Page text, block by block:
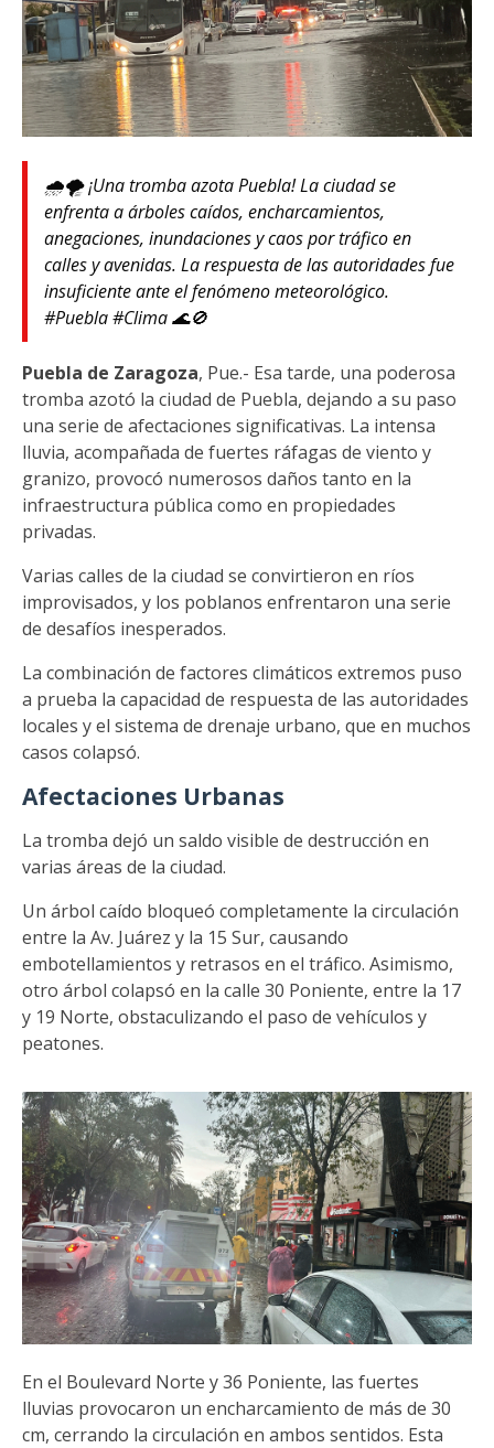
🌧️🌪️ ¡Una tromba azota Puebla! La ciudad se
enfrenta a árboles caídos, encharcamientos,
anegaciones, inundaciones y caos por tráfico en
calles y avenidas. La respuesta de las autoridades fue
insuficiente ante el fenómeno meteorológico.
#Puebla #Clima 🌊🚫
Puebla de Zaragoza, Pue.- Esa tarde, una poderosa
tromba azotó la ciudad de Puebla, dejando a su paso
una serie de afectaciones significativas. La intensa
lluvia, acompañada de fuertes ráfagas de viento y
granizo, provocó numerosos daños tanto en la
infraestructura pública como en propiedades
privadas.
Varias calles de la ciudad se convirtieron en ríos
improvisados, y los poblanos enfrentaron una serie
de desafíos inesperados.
La combinación de factores climáticos extremos puso
a prueba la capacidad de respuesta de las autoridades
locales y el sistema de drenaje urbano, que en muchos
casos colapsó.
Afectaciones Urbanas
La tromba dejó un saldo visible de destrucción en
varias áreas de la ciudad.
Un árbol caído bloqueó completamente la circulación
entre la Av. Juárez y la 15 Sur, causando
embotellamientos y retrasos en el tráfico. Asimismo,
otro árbol colapsó en la calle 30 Poniente, entre la 17
y 19 Norte, obstaculizando el paso de vehículos y
peatones.
En el Boulevard Norte y 36 Poniente, las fuertes
lluvias provocaron un encharcamiento de más de 30
cm, cerrando la circulación en ambos sentidos. Esta